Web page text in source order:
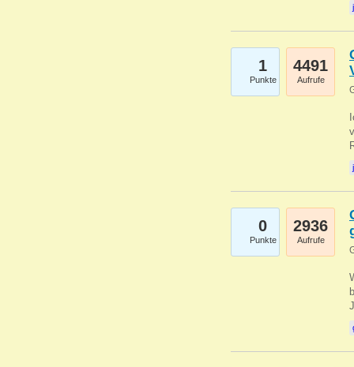
1
Punkte
4491
Aufrufe
0
Punkte
2936
Aufrufe